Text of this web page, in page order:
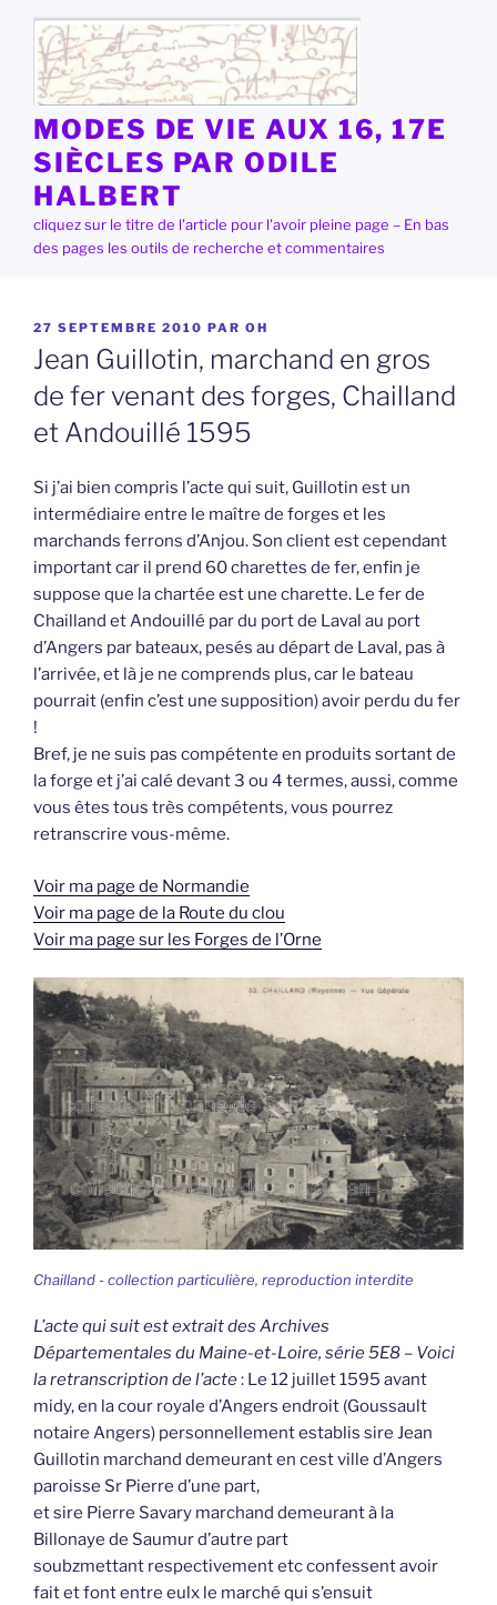
contenu
principal
MODES DE VIE AUX 16, 17E
SIÈCLES PAR ODILE
HALBERT
cliquez sur le titre de l'article pour l'avoir pleine page – En bas
des pages les outils de recherche et commentaires
PUBLIÉ
LE
27 SEPTEMBRE 2010 PAR OH
Jean Guillotin, marchand en gros
de fer venant des forges, Chailland
et Andouillé 1595
Si j’ai bien compris l’acte qui suit, Guillotin est un
intermédiaire entre le maître de forges et les
marchands ferrons d’Anjou. Son client est cependant
important car il prend 60 charettes de fer, enfin je
suppose que la chartée est une charette. Le fer de
Chailland et Andouillé par du port de Laval au port
d’Angers par bateaux, pesés au départ de Laval, pas à
l’arrivée, et là je ne comprends plus, car le bateau
pourrait (enfin c’est une supposition) avoir perdu du fer
!
Bref, je ne suis pas compétente en produits sortant de
la forge et j’ai calé devant 3 ou 4 termes, aussi, comme
vous êtes tous très compétents, vous pourrez
retranscrire vous-même.
Voir ma page de Normandie
Voir ma page de la Route du clou
Voir ma page sur les Forges de l’Orne
Chailland - collection particulière, reproduction interdite
L’acte qui suit est extrait des Archives
Départementales du Maine-et-Loire, série 5E8 – Voici
la retranscription de l’acte: Le 12 juillet 1595 avant
midy, en la cour royale d’Angers endroit (Goussault
notaire Angers) personnellement establis sire Jean
Guillotin marchand demeurant en cest ville d’Angers
paroisse Sr Pierre d’une part,
et sire Pierre Savary marchand demeurant à la
Billonaye de Saumur d’autre part
soubzmettant respectivement etc confessent avoir
fait et font entre eulx le marché qui s’ensuit